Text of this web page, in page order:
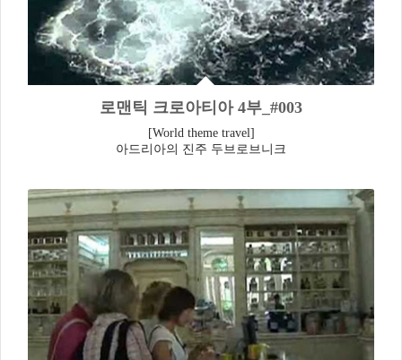
로맨틱 크로아티아 4부_#003
[World theme travel]
아드리아의 진주 두브로브니크